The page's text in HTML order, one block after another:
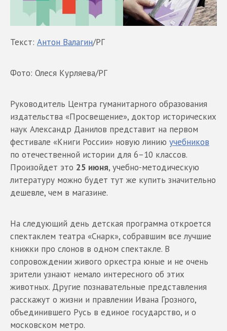
Текст: Антон Валагин/РГ
Фото: Олеся Курляева/РГ
Руководитель Центра гуманитарного образования
издательства «Просвещение», доктор исторических
наук Александр Данилов представит на первом
фестивале «Книги России» новую линию учебников
по отечественной истории для 6–10 классов.
Произойдет это 25 июня, учебно-методическую
литературу можно будет тут же купить значительно
дешевле, чем в магазине.
На следующий день детская программа откроется
спектаклем театра «Снарк», собравшим все лучшие
книжки про слонов в одном спектакле. В
сопровождении живого оркестра юные и не очень
зрители узнают немало интересного об этих
животных. Другие познавательные представления
расскажут о жизни и правлении Ивана Грозного,
объединившего Русь в единое государство, и о
московском метро.